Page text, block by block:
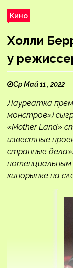
Кино
Холли
у
Ср Май 11 , 2022
Лауреатка
монстров»)
«Mother Land»
известные
странные
потенциальным
кинорынке на